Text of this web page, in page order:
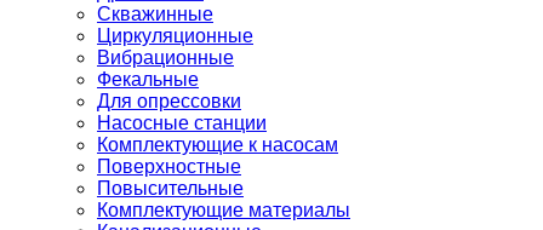
Скважинные
Циркуляционные
Вибрационные
Фекальные
Для опрессовки
Насосные станции
Комплектующие к насосам
Поверхностные
Повысительные
Комплектующие материалы